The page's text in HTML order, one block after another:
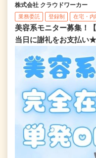
株式会社 クラウドワーカー
業務委託 登録制 在宅・内
美容系モニター募集！
当日に謝礼をお支払い